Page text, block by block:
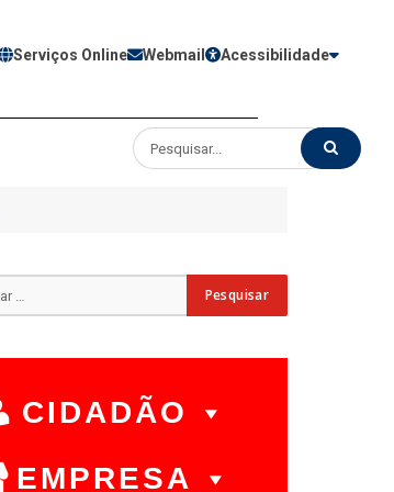
Serviços Online Webmail Acessibilidade
CIDADÃO
EMPRESA